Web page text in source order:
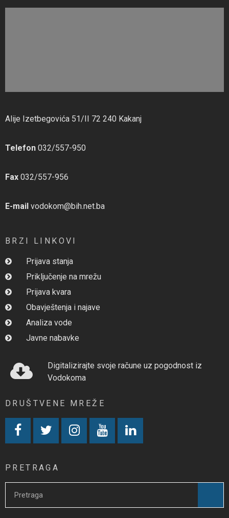
Alije Izetbegovića 51/II 72 240 Kakanj
Telefon 032/557-950
Fax 032/557-956
E-mail vodokom@bih.net.ba
BRZI LINKOVI
Prijava stanja
Priključenje na mrežu
Prijava kvara
Obavještenja i najave
Analiza vode
Javne nabavke
Digitalizirajte svoje račune uz pogodnost iz
Vodokoma
DRUŠTVENE MREŽE
PRETRAGA